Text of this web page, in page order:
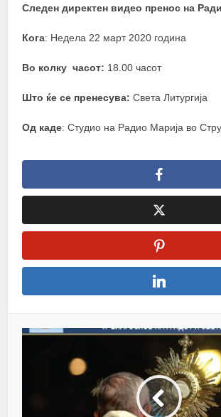
Следен директен видео пренос на
Кога: Недела 22 март 2020 година
Во колку часот: 18.00 часот
Што ќе се пренесува: Света Литургија
Од каде: Студио на Радио Марија во